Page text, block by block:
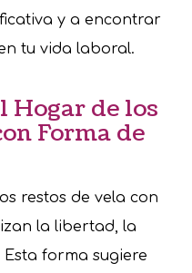
y a encontrar
tu vida laboral.
Hogar de los
Forma de
restos de vela con
la libertad, la
forma sugiere